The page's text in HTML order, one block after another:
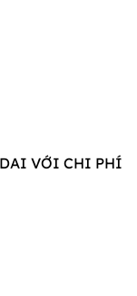
VỚI CHI PHÍ